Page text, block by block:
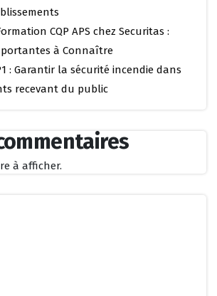
CQP APS chez Securitas :
à Connaître
: Garantir la sécurité incendie dans
recevant du public
à afficher.